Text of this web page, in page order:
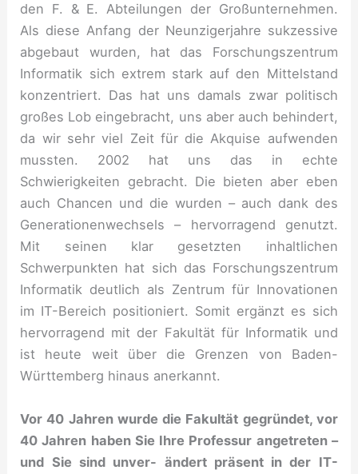
den F. & E. Abteilungen der Großunternehmen.
Als diese Anfang der Neunzigerjahre sukzessive
abgebaut wurden, hat das Forschungszentrum
Informatik sich extrem stark auf den Mittelstand
konzentriert. Das hat uns damals zwar politisch
großes Lob eingebracht, uns aber auch behindert,
da wir sehr viel Zeit für die Akquise aufwenden
mussten. 2002 hat uns das in echte
Schwierigkeiten gebracht. Die bieten aber eben
auch Chancen und die wurden – auch dank des
Generationenwechsels – hervorragend genutzt.
Mit seinen klar gesetzten inhaltlichen
Schwerpunkten hat sich das Forschungszentrum
Informatik deutlich als Zentrum für Innovationen
im IT-Bereich positioniert. Somit ergänzt es sich
hervorragend mit der Fakultät für Informatik und
ist heute weit über die Grenzen von Baden-
Württemberg hinaus anerkannt.
Vor 40 Jahren wurde die Fakultät gegründet, vor
40 Jahren haben Sie Ihre Professur angetreten –
und Sie sind unver- ändert präsent in der IT-